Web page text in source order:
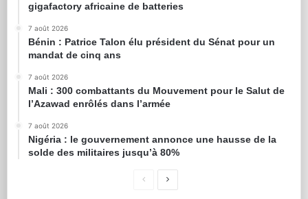
gigafactory africaine de batteries
7 août 2026
Bénin : Patrice Talon élu président du Sénat pour un
mandat de cinq ans
7 août 2026
Mali : 300 combattants du Mouvement pour le Salut de
l’Azawad enrôlés dans l’armée
7 août 2026
Nigéria : le gouvernement annonce une hausse de la
solde des militaires jusqu’à 80%